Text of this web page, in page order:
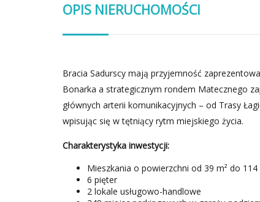
OPIS NIERUCHOMOŚCI
Bracia Sadurscy mają przyjemność
Bonarka a strategicznym rondem Matecznego
głównych arterii komunikacyjnych – od Trasy
wpisując się w tętniący rytm miejskiego życia.
Charakterystyka inwestycji:
Mieszkania o powierzchni od 39 m² do 114
6 pięter
2 lokale usługowo-handlowe